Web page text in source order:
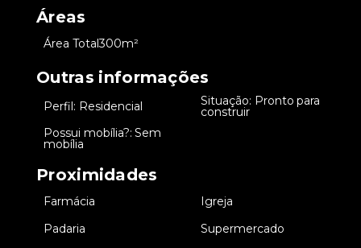
Áreas
Área Total300m²
Outras informações
Perfil: Residencial Situação: Pronto para
construir
Possui mobília?: Sem
mobília
Proximidades
Farmácia
Igreja
Padaria
Supermercado